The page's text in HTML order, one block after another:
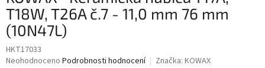
T18W, T26A č.7 - 11,0 mm 76 mm
(10N47L)
HKT17033
Průměrné
Neohodnoceno Podrobnosti hodnocení Značka: KOWAX